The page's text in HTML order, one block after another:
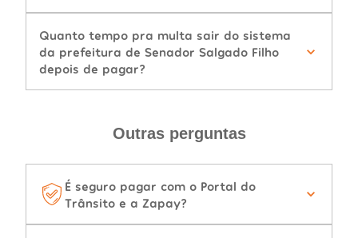
Quanto tempo pra multa sair do sistema
da prefeitura de Senador Salgado Filho
depois de pagar?
Outras perguntas
É seguro pagar com o Portal do
Trânsito e a Zapay?